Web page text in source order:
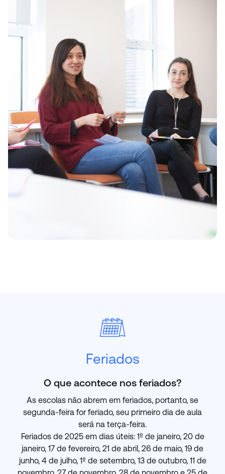
Feriados
O que acontece nos feriados?
As escolas não abrem em feriados, portanto, se
segunda-feira for feriado, seu primeiro dia de aula
será na terça-feira.
Feriados de 2025 em dias úteis: 1º de janeiro, 20 de
janeiro, 17 de fevereiro, 21 de abril, 26 de maio, 19 de
junho, 4 de julho, 1º de setembro, 13 de outubro, 11 de